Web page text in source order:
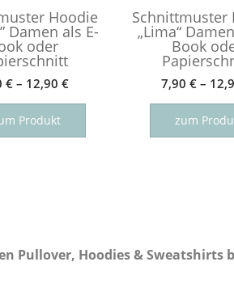
Hoodie
Damen als E-
oder
€ – 12,90€
Produkt
Dieses
weist
können
Schnittmuster
„Lima“
Book
7,90 €–
zum
Pullover, Hoodies & Sweatshirts